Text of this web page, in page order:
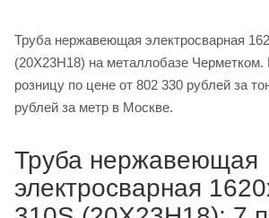
Труба нержавеющая электросварная
(20Х23Н18) на металлобазе
розницу по цене от 802 330 рублей за тонну / от
рублей за метр в Москве.
Труба нержавеющая
электросварная